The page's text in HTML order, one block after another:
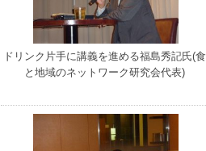
ドリンク片手に講義を進める福島秀記氏(食
と地域のネットワーク研究会代表)